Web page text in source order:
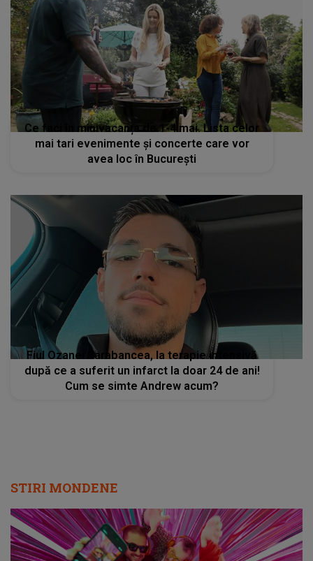
Ce faci în minivacanța de 1-4 mai. Lista celor
mai tari evenimente și concerte care vor
avea loc în București
Fiul Ozanei Barabancea, la terapie intensivă
după ce a suferit un infarct la doar 24 de ani!
Cum se simte Andrew acum?
STIRI MONDENE